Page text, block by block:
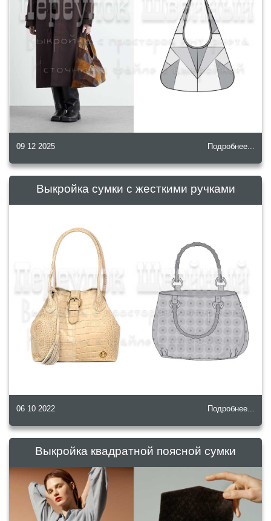
09 12 2025 Подробнее...
Выкройка сумки с жесткими ручками
06 10 2022 Подробнее...
Выкройка квадратной поясной сумки